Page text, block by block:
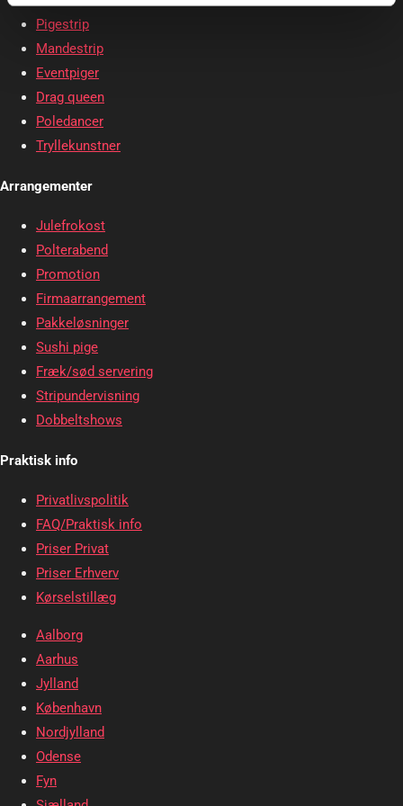
Pigestrip
Mandestrip
Eventpiger
Drag queen
Poledancer
Tryllekunstner
Arrangementer
Julefrokost
Polterabend
Promotion
Firmaarrangement
Pakkeløsninger
Sushi pige
Fræk/sød servering
Stripundervisning
Dobbeltshows
Praktisk info
Privatlivspolitik
FAQ/Praktisk info
Priser Privat
Priser Erhverv
Kørselstillæg
Aalborg
Aarhus
Jylland
København
Nordjylland
Odense
Fyn